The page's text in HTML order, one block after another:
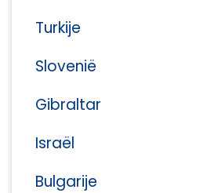
Turkije
Slovenië
Gibraltar
Israël
Bulgarije